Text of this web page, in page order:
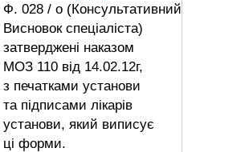
Ф. 028 / о (Консультативний
Висновок спеціаліста)
затверджені наказом
МОЗ 110 від 14.02.12г,
з печатками установи
та підписами лікарів
установи, який виписує
ці форми.